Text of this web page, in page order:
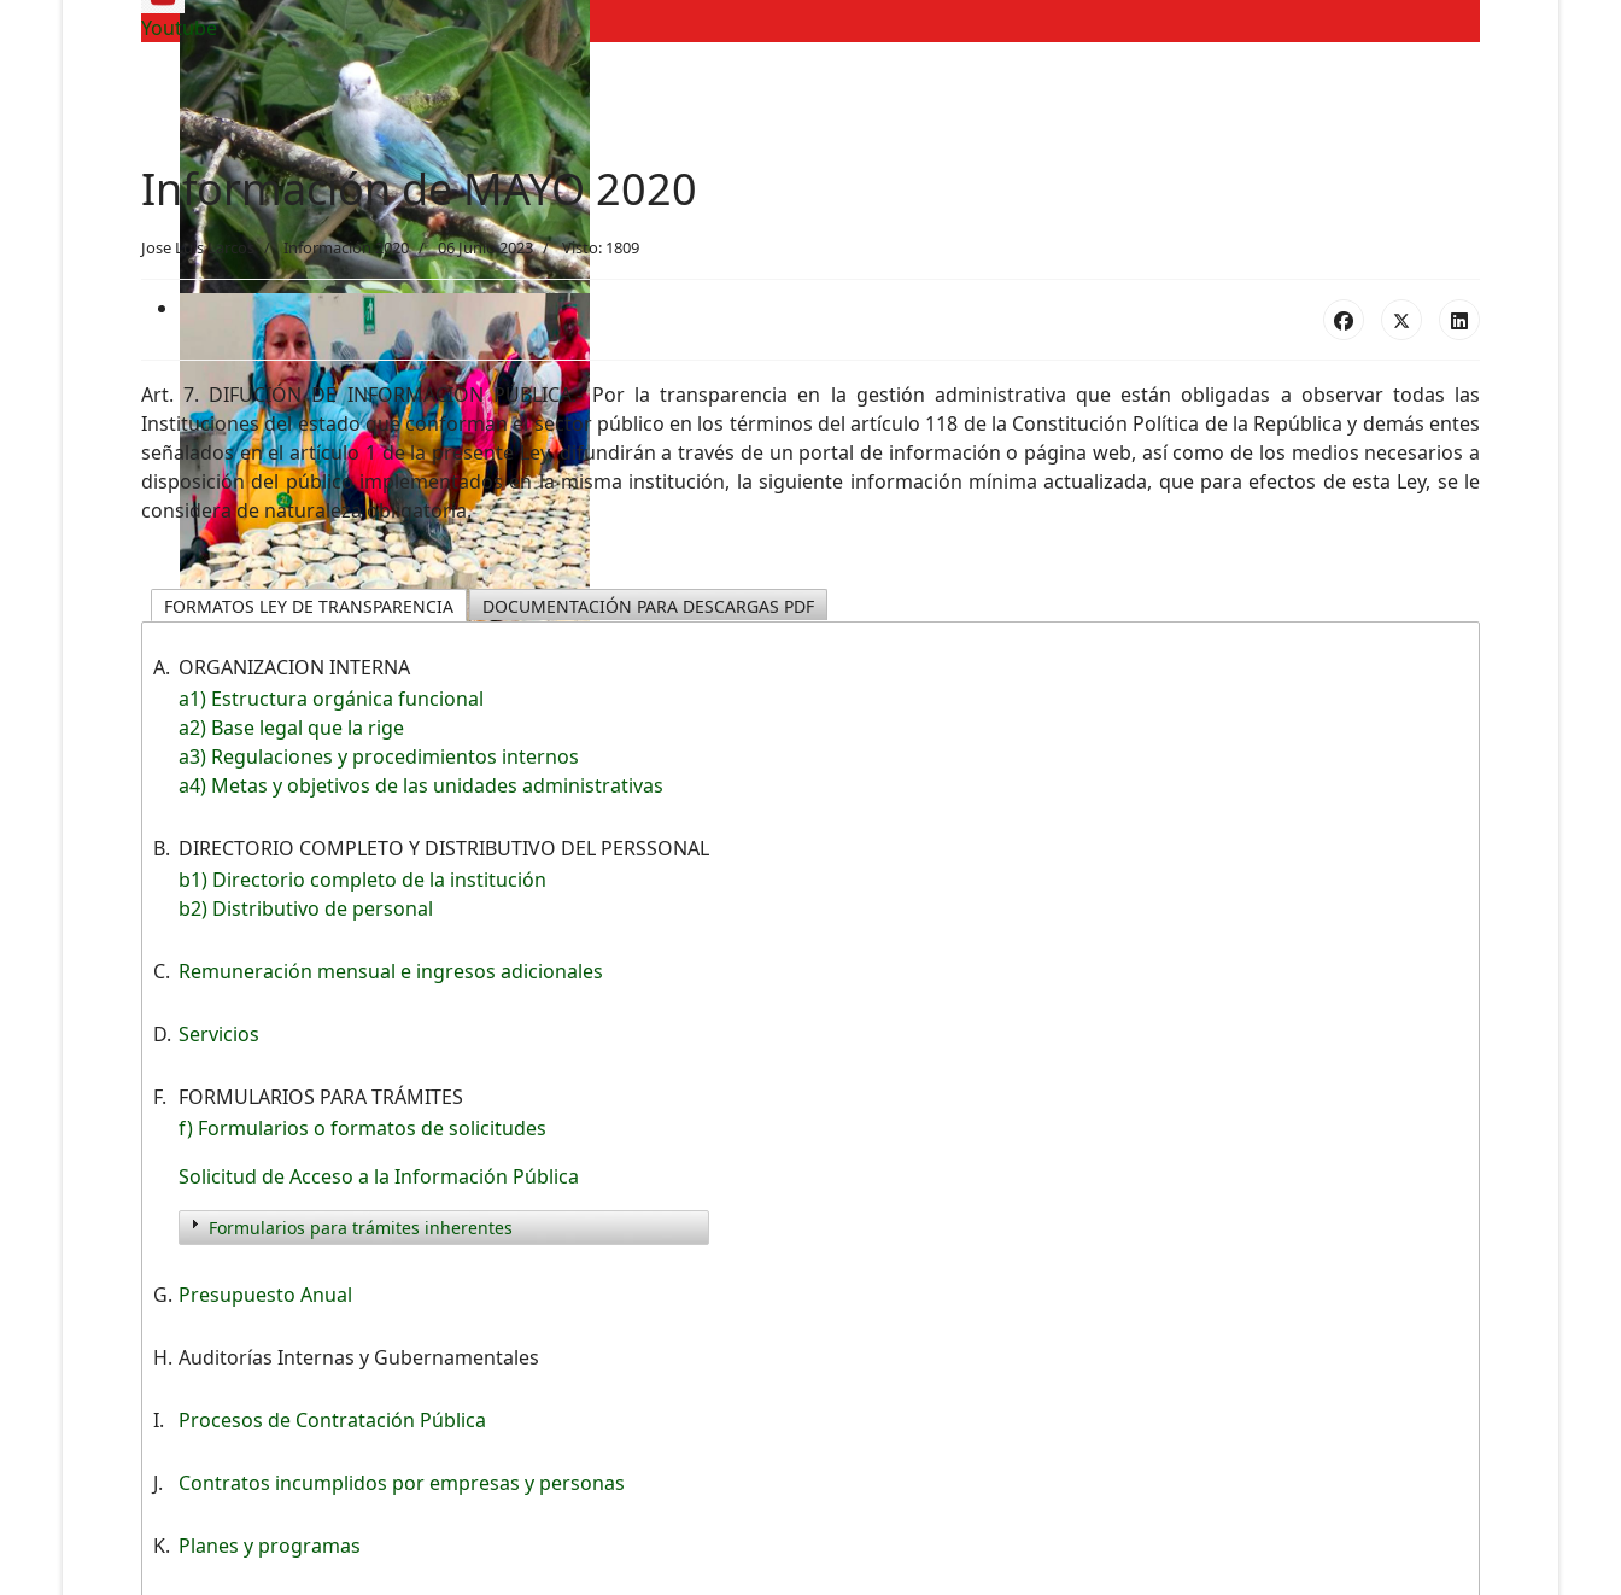
Youtube
Información de MAYO 2020
Jose Luis Larcos Información 2020 06 Junio 2023 Visto: 1809
Art. 7. DIFUCIÓN DE INFORMACIÓN PÚBLICA.- Por la transparencia en la gestión administrativa que están obligadas a observar todas las
Instituciones del estado que conforman el sector público en los términos del artículo 118 de la Constitución Política de la República y demás entes
señalados en el artículo 1 de la presente Ley, difundirán a través de un portal de información o página web, así como de los medios necesarios a
disposición del público implementados en la misma institución, la siguiente información mínima actualizada, que para efectos de esta Ley, se le
considera de naturaleza obligatoria.
FORMATOS LEY DE TRANSPARENCIA DOCUMENTACIÓN PARA DESCARGAS PDF
A. ORGANIZACION INTERNA
a1) Estructura orgánica funcional
a2) Base legal que la rige
a3) Regulaciones y procedimientos internos
a4) Metas y objetivos de las unidades administrativas
B. DIRECTORIO COMPLETO Y DISTRIBUTIVO DEL PERSSONAL
b1) Directorio completo de la institución
b2) Distributivo de personal
C. Remuneración mensual e ingresos adicionales
D. Servicios
F. FORMULARIOS PARA TRÁMITES
f) Formularios o formatos de solicitudes
Solicitud de Acceso a la Información Pública
Formularios para trámites inherentes
G. Presupuesto Anual
H. Auditorías Internas y Gubernamentales
I. Procesos de Contratación Pública
J. Contratos incumplidos por empresas y personas
K. Planes y programas